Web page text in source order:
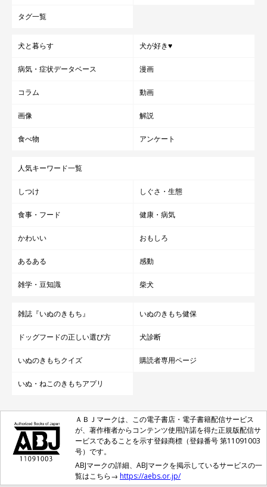
タグ一覧
犬と暮らす 犬が好き♥
病気・症状データベース 漫画
コラム 動画
画像 解説
食べ物 アンケート
人気キーワード一覧
しつけ しぐさ・生態
食事・フード 健康・病気
かわいい おもしろ
あるある 感動
雑学・豆知識 柴犬
雑誌『いぬのきもち』 いぬのきもち健保
ドッグフードの正しい選び方 犬診断
いぬのきもちクイズ 購読者専用ページ
いぬ・ねこのきもちアプリ
ＡＢＪマークは、この電子書店・電子書籍配信サービス
が、著作権者からコンテンツ使用許諾を得た正規版配信サ
ービスであることを示す登録商標（登録番号 第11091003
号）です。
ABJマークの詳細、ABJマークを掲示しているサービスの一
覧はこちら→ https://aebs.or.jp/